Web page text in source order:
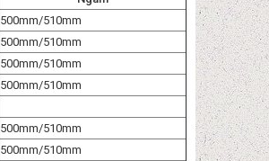
500mm/510mm
500mm/510mm
500mm/510mm
500mm/510mm
500mm/510mm
500mm/510mm